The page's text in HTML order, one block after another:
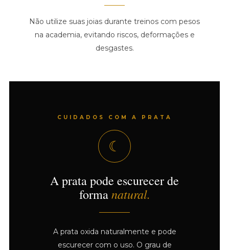
Não utilize suas joias durante treinos com pesos
na academia, evitando riscos, deformações e
desgastes.
CUIDADOS COM A PRATA
☾
A prata pode escurecer de
formanatural.
A prata oxida naturalmente e pode
escurecer com o uso. O grau de